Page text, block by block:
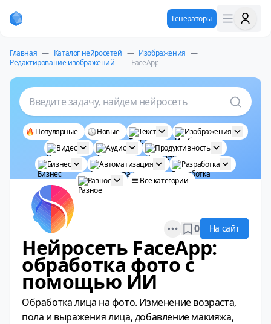
Генераторы
Главная — Каталог нейросетей — Изображения —
Редактирование изображений — FaceApp
Введите задачу, найдем нейросеть
Популярные Новые Текст
Изображения
Видео
Аудио
Продуктивность
Бизнес
Автоматизация
Разработка
Разное
Все категории
Open options
0 На сайт
Нейросеть FaceApp:
обработка фото с
помощью ИИ
Обработка лица на фото. Изменение возраста,
пола и выражения лица, добавление макияжа,